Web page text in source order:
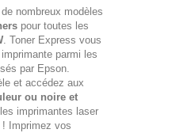
nombreux modèles
pour toutes les
. Toner Express vous
parmi les
par Epson.
et accédez aux
ou noire et
imprimantes laser
! Imprimez vos